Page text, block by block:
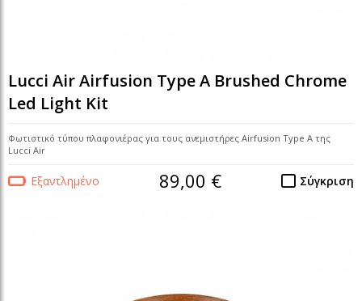
Lucci Air Airfusion Type A Brushed Chrome
Led Light Kit
Φωτιστικό τύπου πλαφονιέρας για τους ανεμιστήρες Airfusion Type A της
Lucci Air
Εξαντλημένο Σύγκριση
89,00 €